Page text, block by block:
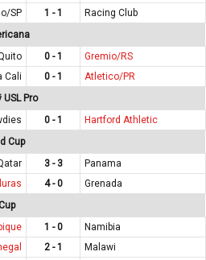
SP 1 - 1
Racing Club
0 - 1
Gremio/RS
Cali 0 - 1
Atletico/PR
Pro
0 - 1
Hartford Athletic
Cup
3 - 3
Panama
4 - 0
Grenada
1 - 0
Namibia
2 - 1
Malawi